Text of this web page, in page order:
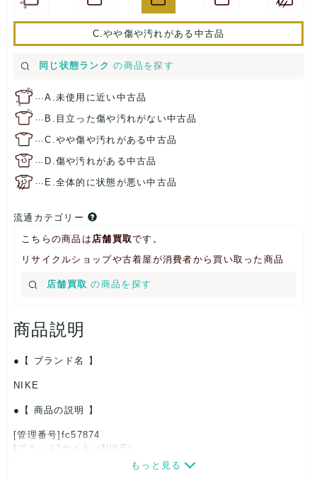
C.やや傷や汚れがある中古品
同じ状態ランク の商品を探す
…A.未使用に近い中古品
… B.目立った傷や汚れがない中古品
…C.やや傷や汚れがある中古品
… D.傷や汚れがある中古品
… E.全体的に状態が悪い中古品
流通カテゴリー
こちらの商品は 店舗買取です。
リサイクルショップや古着屋が消費者から買い取った商品
店舗買取 の商品を探す
商品説明
【 ブランド名 】
NIKE
【 商品の説明 】
[管理番号]fc57874
[ブランド]ナイキ（NIKE）
もっと見る